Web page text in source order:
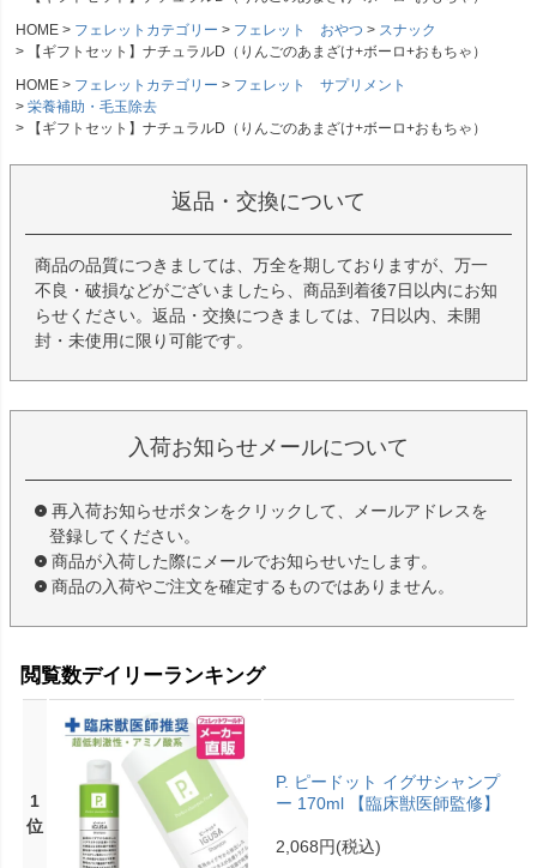
HOME
フェレットカテゴリー フェレット おやつ
スナック
【ギフトセット】ナチュラルD（りんごのあまざけ+ボーロ+おもちゃ）
HOME
フェレットカテゴリー
フェレット サプリメント
栄養補助・毛玉除去
【ギフトセット】ナチュラルD（りんごのあまざけ+ボーロ+おもちゃ）
返品・交換について
商品の品質につきましては、万全を期しておりますが、万一
不良・破損などがございましたら、商品到着後7日以内にお知
らせください。返品・交換につきましては、7日以内、未開
封・未使用に限り可能です。
入荷お知らせメールについて
再入荷お知らせボタンをクリックして、メールアドレスを
登録してください。
商品が入荷した際にメールでお知らせいたします。
商品の入荷やご注文を確定するものではありません。
閲覧数デイリーランキング
1
位
P. ピードット イグサシャンプ
ー 170ml 【臨床獣医師監修】
2,068円(税込)